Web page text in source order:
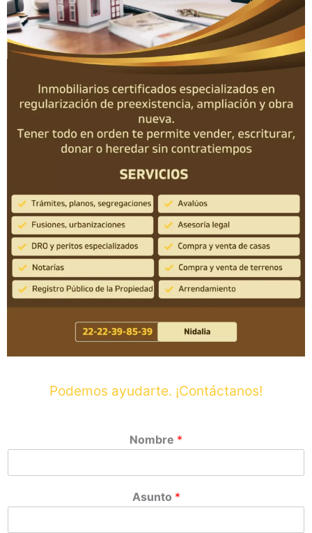
Podemos ayudarte. ¡Contáctanos!
Nombre *
Asunto *